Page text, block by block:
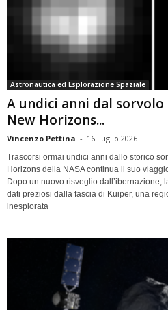
Astronautica ed Esplorazione Spaziale
A undici anni dal
New Horizons...
Vincenzo Pettina - 16 Luglio 2026
Trascorsi ormai undici anni dallo storico
Horizons della NASA continua il suo
Dopo un nuovo risveglio dall’ibernazione,
dati preziosi dalla fascia di Kuiper, una
inesplorata